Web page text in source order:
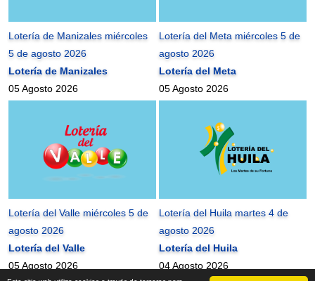
Lotería de Manizales miércoles
5 de agosto 2026
Lotería de Manizales
05 Agosto 2026
Lotería del Meta miércoles 5 de
agosto 2026
Lotería del Meta
05 Agosto 2026
Lotería del Valle miércoles 5 de
agosto 2026
Lotería del Valle
05 Agosto 2026
Lotería del Huila martes 4 de
agosto 2026
Lotería del Huila
04 Agosto 2026